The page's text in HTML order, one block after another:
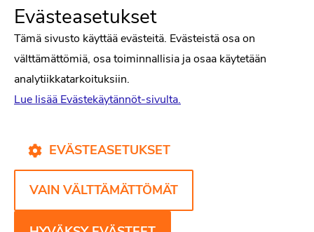
Puh. 09-6122 9122
Psykologiliiton sivut
Tiede
Puheenvuorot
Kirjat
Yhteystiedot
Evästekäytännöt
Evästeasetukset
Tämä sivusto käyttää evästeitä. Evästeistä osa on
välttämättömiä, osa toiminnallisia ja osaa käytetään
analytiikkatarkoituksiin.
Lue lisää Evästekäytännöt-sivulta.
EVÄSTEASETUKSET
VAIN VÄLTTÄMÄTTÖMÄT